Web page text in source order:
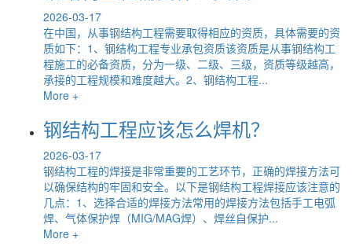
2026-03-17
在中国，从事钢结构工程需要取得相应的资质，具体需要的资
质如下：1、钢结构工程专业承包资质该资质是从事钢结构工
程施工的必备资质，分为一级、二级、三级，资质等级越高，
承接的工程规模和难度越大。2、钢结构工程...
More +
钢结构工程应该怎么焊机？
2026-03-17
钢结构工程的焊接是非常重要的工艺环节，正确的焊接方法可
以确保结构的牢固和安全。以下是钢结构工程焊接应该注意的
几点：1、选择合适的焊接方法常用的焊接方法包括手工电弧
焊、气体保护焊（MIG/MAG焊）、焊丝自保护...
More +